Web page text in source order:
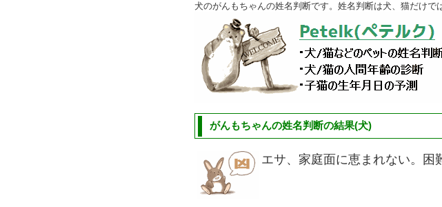
犬のがんもちゃんの姓名判断です。姓名判断は犬、猫だけで
がんもちゃんの姓名判断の結果(犬)
エサ、家庭面に恵まれない。困